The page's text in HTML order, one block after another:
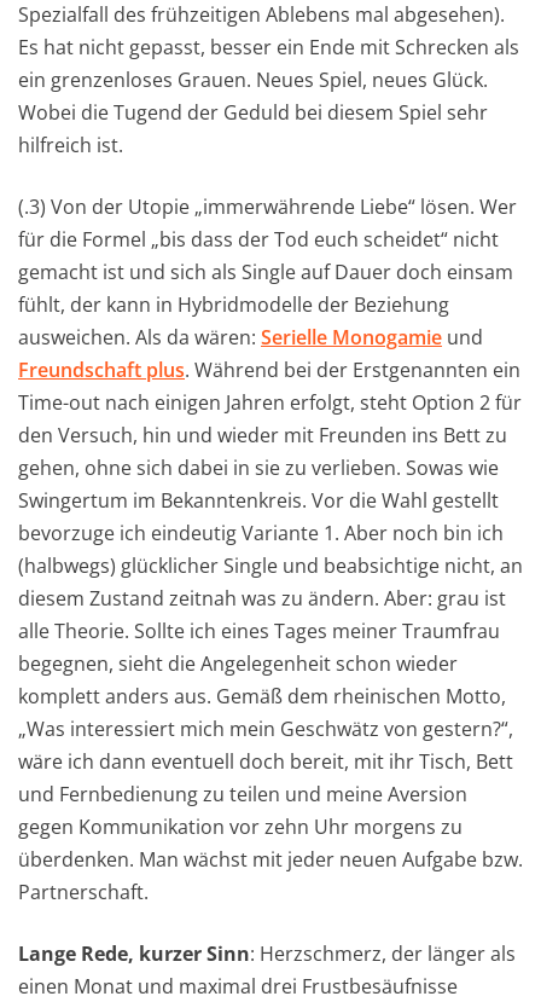
Spezialfall des frühzeitigen Ablebens mal abgesehen).
Es hat nicht gepasst, besser ein Ende mit Schrecken als
ein grenzenloses Grauen. Neues Spiel, neues Glück.
Wobei die Tugend der Geduld bei diesem Spiel sehr
hilfreich ist.
(.3) Von der Utopie „immerwährende Liebe“ lösen. Wer
für die Formel „bis dass der Tod euch scheidet“ nicht
gemacht ist und sich als Single auf Dauer doch einsam
fühlt, der kann in Hybridmodelle der Beziehung
ausweichen. Als da wären: Serielle Monogamie und
Freundschaft plus. Während bei der Erstgenannten ein
Time-out nach einigen Jahren erfolgt, steht Option 2 für
den Versuch, hin und wieder mit Freunden ins Bett zu
gehen, ohne sich dabei in sie zu verlieben. Sowas wie
Swingertum im Bekanntenkreis. Vor die Wahl gestellt
bevorzuge ich eindeutig Variante 1. Aber noch bin ich
(halbwegs) glücklicher Single und beabsichtige nicht, an
diesem Zustand zeitnah was zu ändern. Aber: grau ist
alle Theorie. Sollte ich eines Tages meiner Traumfrau
begegnen, sieht die Angelegenheit schon wieder
komplett anders aus. Gemäß dem rheinischen Motto,
„Was interessiert mich mein Geschwätz von gestern?“,
wäre ich dann eventuell doch bereit, mit ihr Tisch, Bett
und Fernbedienung zu teilen und meine Aversion
gegen Kommunikation vor zehn Uhr morgens zu
überdenken. Man wächst mit jeder neuen Aufgabe bzw.
Partnerschaft.
Lange Rede, kurzer Sinn: Herzschmerz, der länger als
einen Monat und maximal drei Frustbesäufnisse